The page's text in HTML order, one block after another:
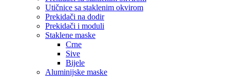
Utičnice sa staklenim okvirom
Prekidači na dodir
Prekidači i moduli
Staklene maske
Crne
Sive
Bijele
Aluminijske maske